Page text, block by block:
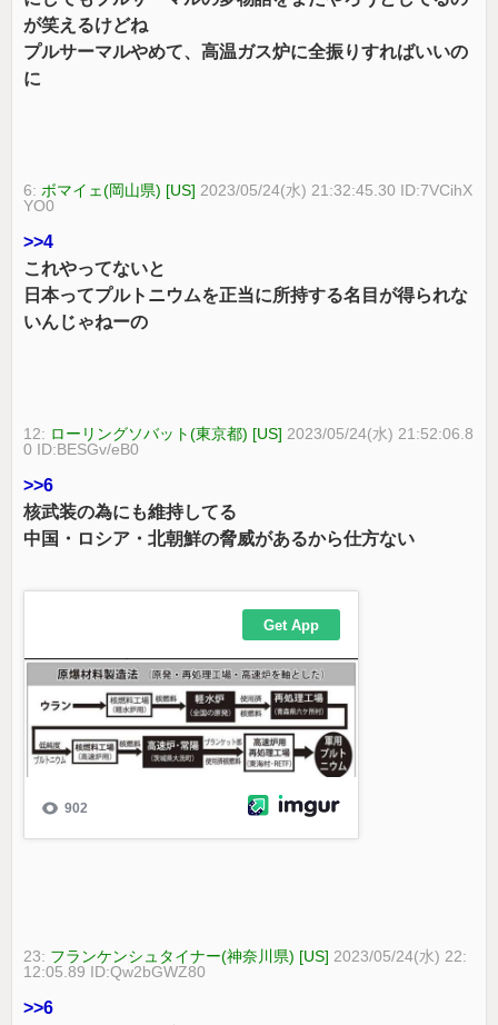
が笑えるけどね
プルサーマルやめて、高温ガス炉に全振りすればいいの
に
6: ボマイェ(岡山県) [US] 2023/05/24(水) 21:32:45.30 ID:7VCihX
YO0
>>4
これやってないと
日本ってプルトニウムを正当に所持する名目が得られな
いんじゃねーの
12: ローリングソバット(東京都) [US] 2023/05/24(水) 21:52:06.8
0 ID:BESGv/eB0
>>6
核武装の為にも維持してる
中国・ロシア・北朝鮮の脅威があるから仕方ない
23: フランケンシュタイナー(神奈川県) [US] 2023/05/24(水) 22:
12:05.89 ID:Qw2bGWZ80
>>6